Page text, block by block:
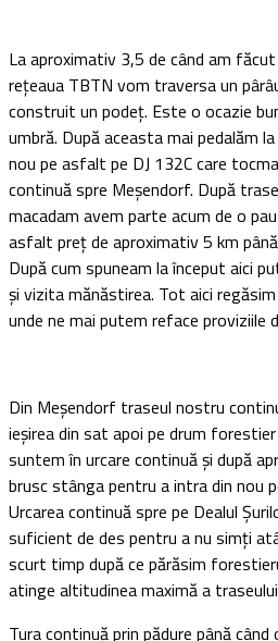
La aproximativ 3,5 de când am
reţeaua TBTN vom traversa un
construit un podeţ. Este o ocazie
umbră. După aceasta mai pedalăm
nou pe asfalt pe DJ 132C care
continuă spre Meşendorf. După
macadam avem parte acum de o
asfalt preţ de aproximativ 5 km
După cum spuneam la început aici
şi vizita mănăstirea. Tot aici
unde ne mai putem reface proviziile
Din Meşendorf traseul nostru
ieşirea din sat apoi pe drum
suntem în urcare continuă şi după
brusc stânga pentru a intra din nou
Urcarea continuă spre pe Dealul
suficient de des pentru a nu simţi
scurt timp după ce părăsim
atinge altitudinea maximă a
Tura continuă prin pădure până